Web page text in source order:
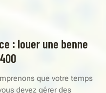
: louer une benne
que votre temps
devez gérer des